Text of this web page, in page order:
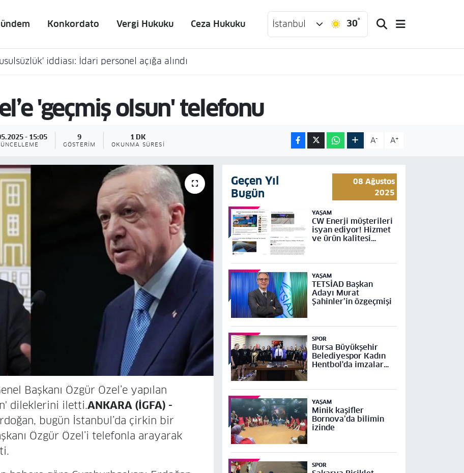
Konkordato Vergi Hukuku Ceza Hukuku İstanbul 30°
iddiası: İdari personel açığa alındı
'geçmiş olsun' telefonu
- 15:05 9
GÖSTERIM
1 DK
OKUNMA SÜRESI A- A+
Başkanı Özgür Özel’e yapılan
dileklerini iletti.ANKARA (İGFA) -
bugün İstanbul’da çirkin bir
Özgür Özel’i telefonla arayarak
Geçen Yıl
Bugün
08 Ağustos
2025
YAŞAM
CW Enerji müşterileri
isyan ediyor! Hizmet
ve ürün kalitesi
YAŞAM
TETSİAD Başkan
Adayı Murat
Şahinler’in özgeçmişi
SPOR
Bursa Büyükşehir
Belediyespor Kadın
Hentbol'da imzalar
YAŞAM
Minik kaşifler
Bornova’da bilimin
izinde
SPOR